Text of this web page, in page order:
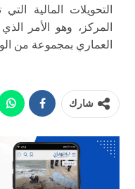
التحويلات المالية
المركز، وهو الأمر
العماري بمجموعة من
شارك